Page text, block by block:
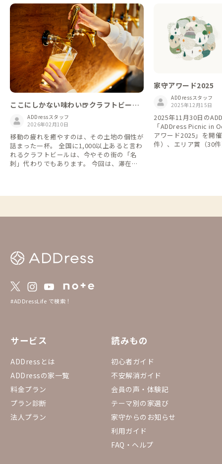
ここにしかない味わい🍺クラフトビール
で乾杯しよう
ADDressスタッフ
2026年02月10日
移動の疲れを癒やすのは、その土地の個性が
詰まった一杯。 全国に1,000以上あると言わ
れるクラフトビールは、今やその街の「名
刺」代わりでもあります。 今回は、滞在先
を並べて飲めば、ガイドブックには載ってい
ん。この週末は、まだ見ぬ「街の味」を探し
家守アワード2025
ADDressスタッフ
2025年12月15日
2025年11月30日の
「ADDress Picnic in
アワード2025」を開
件）、エリア賞（30
fdd957b35d298f
#ADDressLife で検索！
サービス
ADDressとは
ADDressの家一覧
料金プラン
プラン診断
法人プラン
読みもの
初心者ガイド
不安解消ガイド
会員の声・体験記
テーマ別の家選び
家守からのお知らせ
利用ガイド
FAQ・ヘルプ